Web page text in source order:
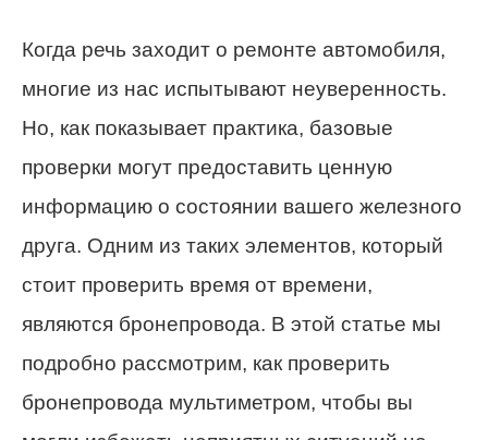
Когда речь заходит о ремонте автомобиля,
многие из нас испытывают неуверенность.
Но, как показывает практика, базовые
проверки могут предоставить ценную
информацию о состоянии вашего железного
друга. Одним из таких элементов, который
стоит проверить время от времени,
являются бронепровода. В этой статье мы
подробно рассмотрим, как проверить
бронепровода мультиметром, чтобы вы